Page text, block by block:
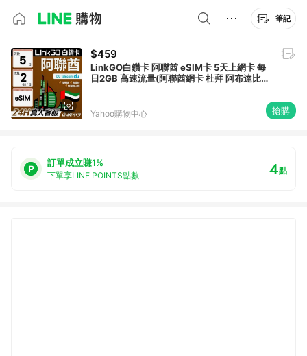
筆記
$459
LinkGO白鑽卡 阿聯酋 eSIM卡 5天上網卡 每
日2GB 高速流量(阿聯酋網卡 杜拜 阿布達比
Yahoo購物中心 搶購
訂單成立賺1%
下單享LINE POINTS點數 4點